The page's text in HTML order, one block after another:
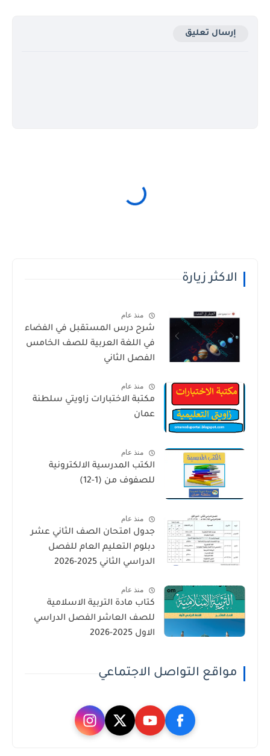
إرسال تعليق
الاكثر زيارة
منذ عام
شرح درس المستقبل في الفضاء
في اللغة العربية للصف الخامس
الفصل الثاني
منذ عام
مكتبة الاختبارات زاويتي سلطنة
عمان
منذ عام
الكتب المدرسية الالكترونية
للصفوف من (1-12)
منذ عام
جدول امتحان الصف الثاني عشر
دبلوم التعليم العام للفصل
الدراسي الثاني 2025-2026
منذ عام
كتاب مادة التربية الاسلامية
للصف العاشر الفصل الدراسي
الاول 2025-2026
مواقع التواصل الاجتماعي